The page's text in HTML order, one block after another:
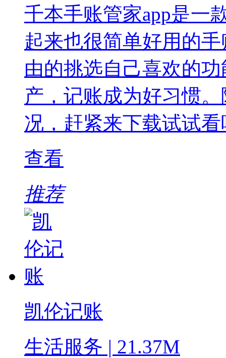
千本手账管家app是一
起来也很简单好用的
由的挑选自己喜欢的
产，记账成为好习惯
况，赶紧来下载试试看
查看
推荐
凯伦记账
生活服务 | 21.37M